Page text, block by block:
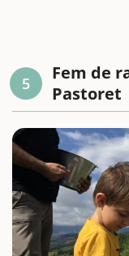
5
Fem de
Pastoret